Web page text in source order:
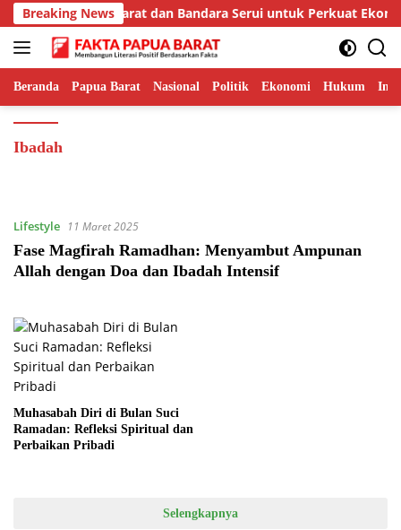
Langsung
ke
konten
Breaking NewsJalur Barat dan Bandara Serui untuk Perkuat
Beranda Papua Barat Nasional Politik Ekonomi Hukum
Ibadah
Lifestyle 11 Maret 2025
Fase Magfirah Ramadhan: Menyambut Ampunan
Allah dengan Doa dan Ibadah Intensif
Muhasabah Diri di Bulan Suci
Ramadan: Refleksi Spiritual dan
Perbaikan Pribadi
Selengkapnya